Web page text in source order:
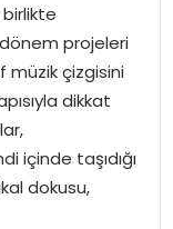
dönem projeleri
müzik çizgisini
dikkat
içinde taşıdığı
dokusu,